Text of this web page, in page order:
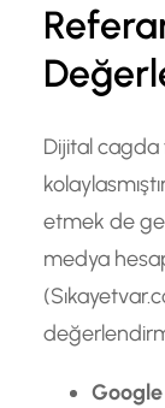
Dijital cagda
etmek de
medya